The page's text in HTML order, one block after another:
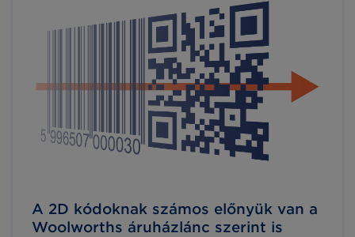
A 2D kódoknak számos előnyük van a
Woolworths áruházlánc szerint is